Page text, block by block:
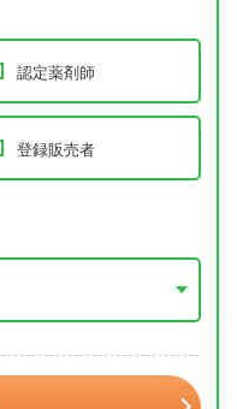
認定薬剤師
登録販売者